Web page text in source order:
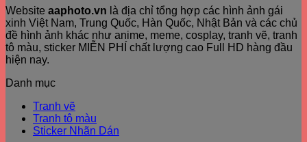
Website aaphoto.vn là địa chỉ tổng hợp các hình ảnh gái
xinh Việt Nam, Trung Quốc, Hàn Quốc, Nhật Bản và các chủ
đề hình ảnh khác như anime, meme, cosplay, tranh vẽ, tranh
tô màu, sticker MIỄN PHÍ chất lượng cao Full HD hàng đầu
hiện nay.
Danh mục
Tranh vẽ
Tranh tô màu
Sticker Nhãn Dán